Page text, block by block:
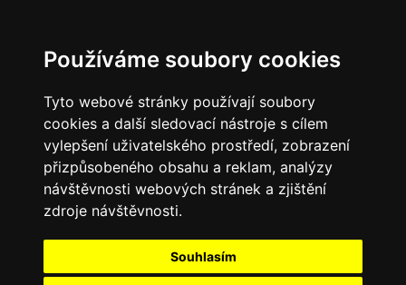
Používáme soubory cookies
Tyto webové stránky používají soubory
cookies a další sledovací nástroje s cílem
vylepšení uživatelského prostředí, zobrazení
přizpůsobeného obsahu a reklam, analýzy
návštěvnosti webových stránek a zjištění
zdroje návštěvnosti.
Souhlasím